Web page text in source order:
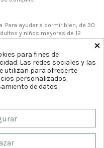
Para ayudar a dormir bien, de 30
y niños mayores de 12
×
para fines de
Las redes sociales y las
utilizan para ofrecerte
personalizados.
de datos